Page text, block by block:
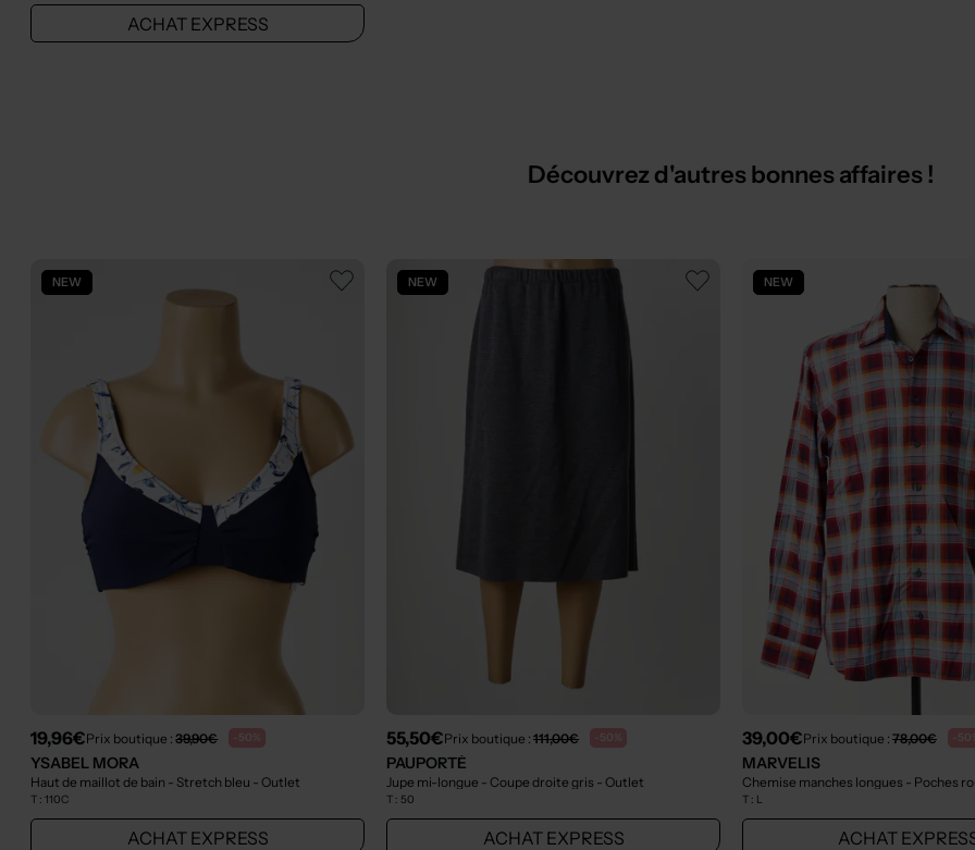
ACHAT EXPRESS
Découvrez d'autres bonnes affaires !
NEW
19,96€Prix boutique :39,90€ -50%
YSABEL MORA
Haut de maillot de bain - Stretch bleu - Outlet
T :110C
ACHAT EXPRESS
NEW
55,50€Prix boutique :111,00€ -50%
PAUPORTÉ
Jupe mi-longue - Coupe droite gris - Outlet
T :50
ACHAT EXPRESS
NEW
39,00€Prix boutique : 78,00€ -
MARVELIS
Chemise manches longues - Poches
T : L
ACHAT